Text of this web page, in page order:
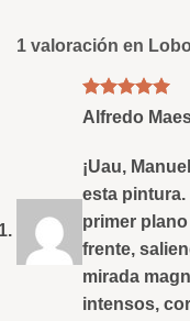
en base a
1 valoración en Lobo
Valorado
Alfredo
¡Uau,
esta pintura.
primer
frente,
mirada
intensos,